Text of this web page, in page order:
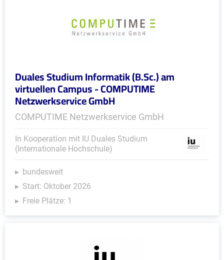
Duales Studium Informatik (B.Sc.) am
virtuellen Campus - COMPUTIME
Netzwerkservice GmbH
COMPUTIME Netzwerkservice GmbH
In Kooperation mit IU Duales Studium
(Internationale Hochschule)
bundesweit
Start: Oktober 2026
Freie Plätze: 1